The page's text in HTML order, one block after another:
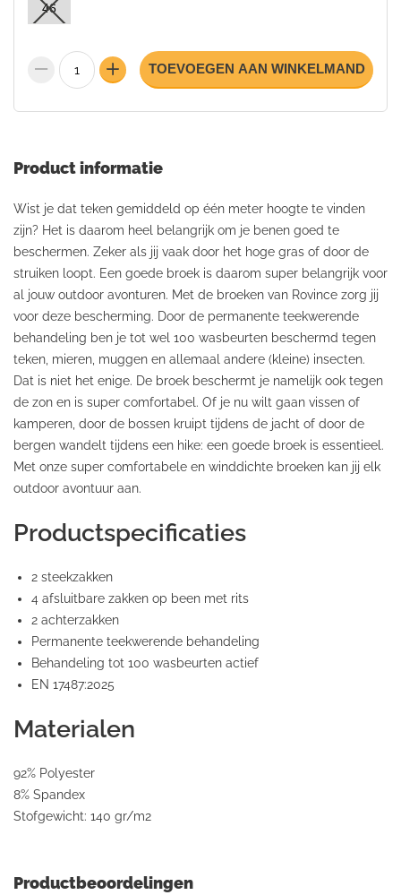
46
TOEVOEGEN AAN WINKELMAND
Product informatie
Wist je dat teken gemiddeld op één meter hoogte te vinden
zijn? Het is daarom heel belangrijk om je benen goed te
beschermen. Zeker als jij vaak door het hoge gras of door de
struiken loopt. Een goede broek is daarom super belangrijk voor
al jouw outdoor avonturen. Met de broeken van Rovince zorg jij
voor deze bescherming. Door de permanente teekwerende
behandeling ben je tot wel 100 wasbeurten beschermd tegen
teken, mieren, muggen en allemaal andere (kleine) insecten.
Dat is niet het enige. De broek beschermt je namelijk ook tegen
de zon en is super comfortabel. Of je nu wilt gaan vissen of
kamperen, door de bossen kruipt tijdens de jacht of door de
bergen wandelt tijdens een hike: een goede broek is essentieel.
Met onze super comfortabele en winddichte broeken kan jij elk
outdoor avontuur aan.
Productspecificaties
2 steekzakken
4 afsluitbare zakken op been met rits
2 achterzakken
Permanente teekwerende behandeling
Behandeling tot 100 wasbeurten actief
EN 17487:2025
Materialen
92% Polyester
8% Spandex
Stofgewicht: 140 gr/m2
Productbeoordelingen